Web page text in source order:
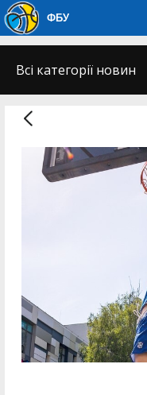
ФБУ
Всі категорії новин